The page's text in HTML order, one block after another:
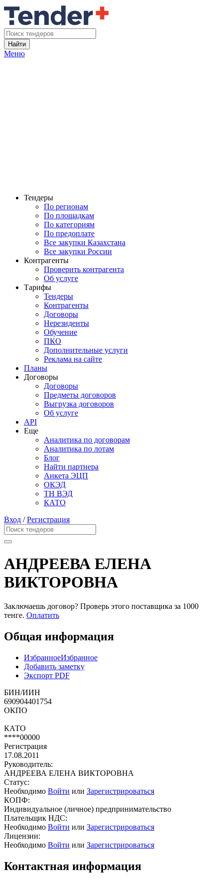
Найти
Меню
Тендеры
По регионам
По площадкам
По категориям
По предоплате
Все закупки Казахстана
Все закупки России
Контрагенты
Проверить контрагента
Об услуге
Тарифы
Тендеры
Контрагенты
Договоры
Нерезиденты
Обучение
ПКО
Дополнительные услуги
Реклама на сайте
Планы
Договоры
Договоры
Предметы договоров
Выгрузка договоров
Об услуге
API
Еще
Аналитика по договорам
Аналитика по лотам
Блог
Найти партнера
Анкета ЭЦП
ОКЭД
ТН ВЭД
КАТО
Вход /Регистрация
АНДРЕЕВА ЕЛЕНА
ВИКТОРОВНА
Заключаешь договор? Проверь этого поставщика за 1000
тенге. Оплатить
Общая информация
ИзбранноеИзбранное
Добавить заметку
Экспорт PDF
БИН/ИИН
690904401754
ОКПО
КАТО
****00000
Регистрация
17.08.2011
Руководитель:
АНДРЕЕВА ЕЛЕНА ВИКТОРОВНА
Статус:
Необходимо Войти или Зарегистрироваться
КОПФ:
Индивидуальное (личное) предпринимательство
Плательщик НДС:
Необходимо Войти или Зарегистрироваться
Лицензии:
Необходимо Войти или Зарегистрироваться
Контактная информация